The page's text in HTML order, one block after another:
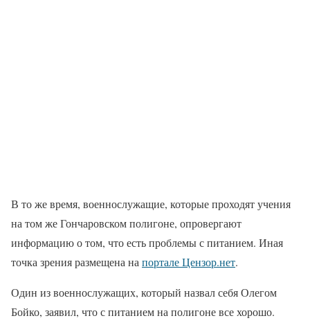
В то же время, военнослужащие, которые проходят учения
на том же Гончаровском полигоне, опровергают
информацию о том, что есть проблемы с питанием. Иная
точка зрения размещена на портале Цензор.нет.
Один из военнослужащих, который назвал себя Олегом
Бойко, заявил, что с питанием на полигоне все хорошо.